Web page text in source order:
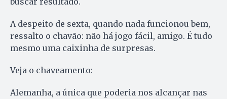
A despeito de sexta, quando nada funcionou bem,
ressalto o chavão: não há jogo fácil, amigo. É tudo
mesmo uma caixinha de surpresas.
Veja o chaveamento:
Alemanha, a única que poderia nos alcançar nas